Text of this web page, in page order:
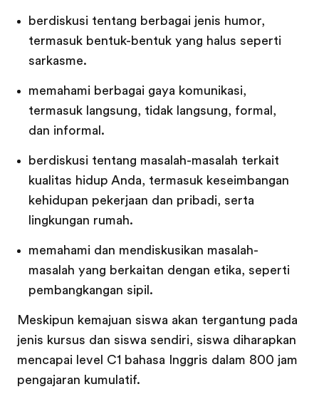
berdiskusi tentang berbagai jenis humor,
termasuk bentuk-bentuk yang halus seperti
sarkasme.
memahami berbagai gaya komunikasi,
termasuk langsung, tidak langsung, formal,
dan informal.
berdiskusi tentang masalah-masalah terkait
kualitas hidup Anda, termasuk keseimbangan
kehidupan pekerjaan dan pribadi, serta
lingkungan rumah.
memahami dan mendiskusikan masalah-
masalah yang berkaitan dengan etika, seperti
pembangkangan sipil.
Meskipun kemajuan siswa akan tergantung pada
jenis kursus dan siswa sendiri, siswa diharapkan
mencapai level C1 bahasa Inggris dalam 800 jam
pengajaran kumulatif.